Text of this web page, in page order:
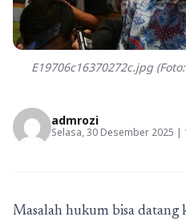
E19706c16370272c.jpg
admrozi
Selasa, 30 Desember 2025 |
Masalah hukum bisa datang